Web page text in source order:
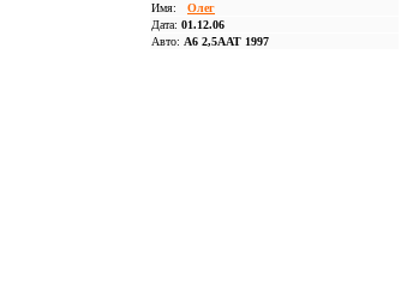
Имя: Олег
Дата: 01.12.06
Авто: А6 2,5ААТ 1997